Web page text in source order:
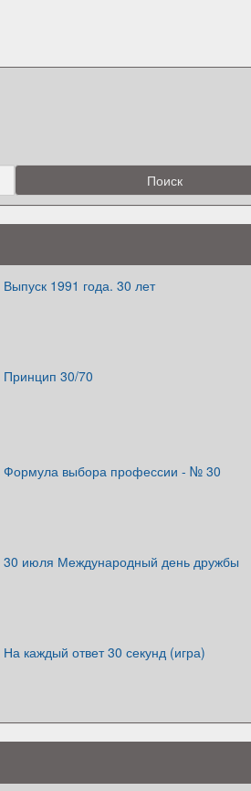
Выпуск 1991 года. 30 лет
Принцип 30/70
Формула выбора профессии - № 30
30 июля Международный день дружбы
На каждый ответ 30 секунд (игра)